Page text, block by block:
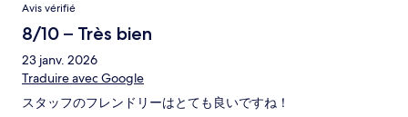
Avis vérifié
8/10 – Très bien
23 janv. 2026
Traduire avec Google
スタッフのフレンドリーはとても良いですね！